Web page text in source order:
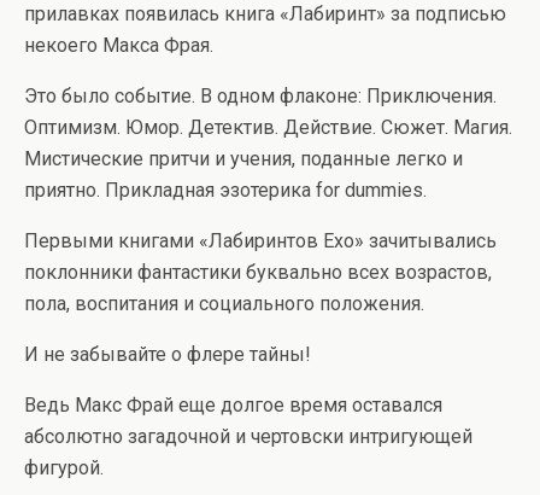
прилавках появилась книга «Лабиринт» за подписью
некоего Макса Фрая.
Это было событие. В одном флаконе: Приключения.
Оптимизм. Юмор. Детектив. Действие. Сюжет. Магия.
Мистические притчи и учения, поданные легко и
приятно. Прикладная эзотерика for dummies.
Первыми книгами «Лабиринтов Ехо» зачитывались
поклонники фантастики буквально всех возрастов,
пола, воспитания и социального положения.
И не забывайте о флере тайны!
Ведь Макс Фрай еще долгое время оставался
абсолютно загадочной и чертовски интригующей
фигурой.